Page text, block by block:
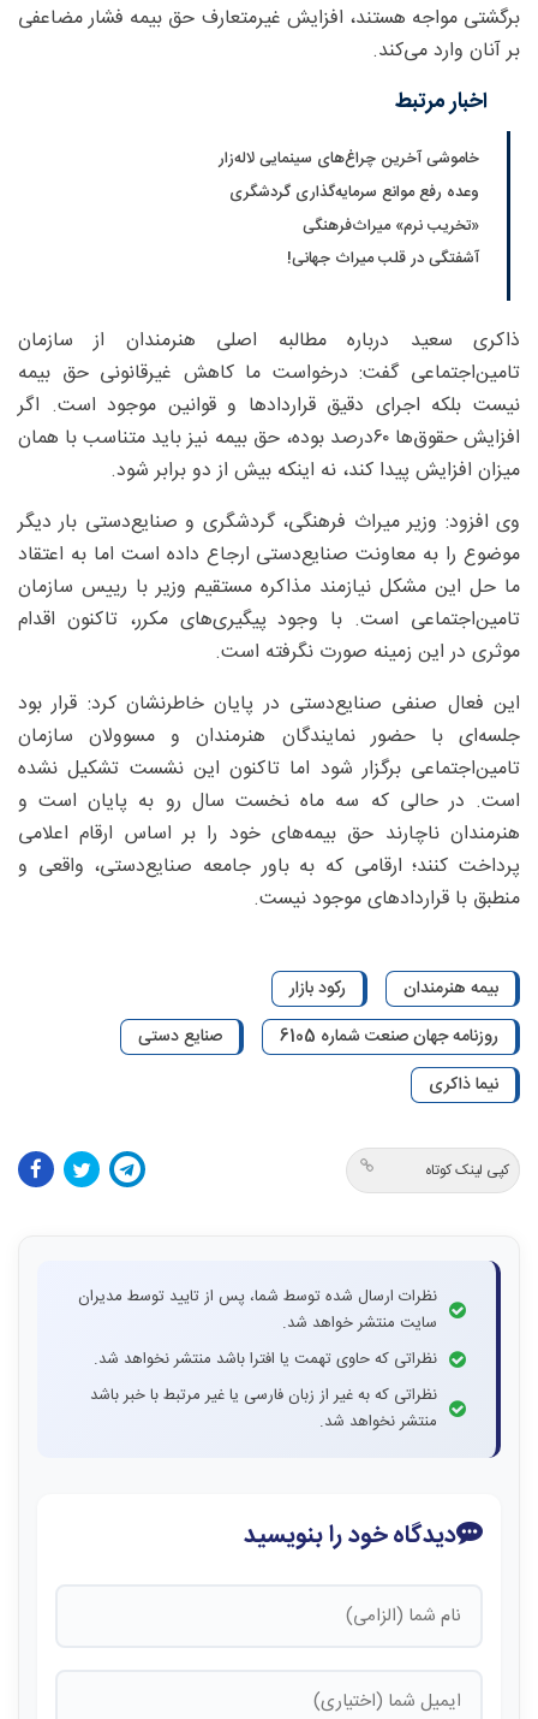
برگشتی مواجه هستند، افزایش غیرمتعارف حق بیمه فشار مضاعفی
بر آنان وارد می‌کند.
اخبار مرتبط
خاموشی آخرین چراغ‌های سینمایی لاله‌زار
وعده رفع موانع سرمایه‌گذاری گردشگری
«تخریب نرم» میراث‌فرهنگی
آشفتگی در قلب میراث جهانی!
ذاکری سعید درباره مطالبه اصلی هنرمندان از سازمان
تامین‌اجتماعی گفت: درخواست ما کاهش غیرقانونی حق بیمه
نیست بلکه اجرای دقیق قراردادها و قوانین موجود است. اگر
افزایش حقوق‌ها ۶۰‌درصد بوده، حق بیمه نیز باید متناسب با همان
میزان افزایش پیدا کند، نه اینکه بیش از دو برابر شود.
وی افزود: وزیر میراث فرهنگی، گردشگری و صنایع‌دستی بار دیگر
موضوع را به معاونت صنایع‌دستی ارجاع داده است اما به اعتقاد
ما حل این مشکل نیازمند مذاکره مستقیم وزیر با رییس سازمان
تامین‌اجتماعی است. با وجود پیگیری‌های مکرر، تاکنون اقدام
موثری در این زمینه صورت نگرفته است.
این فعال صنفی صنایع‌دستی در پایان خاطرنشان کرد: قرار بود
جلسه‌ای با حضور نمایندگان هنرمندان و مسوولان سازمان
تامین‌اجتماعی برگزار شود اما تاکنون این نشست تشکیل نشده
است. در حالی که سه ماه نخست سال رو به پایان است و
هنرمندان ناچارند حق بیمه‌های خود را بر اساس ارقام اعلامی
پرداخت کنند؛ ارقامی که به باور جامعه صنایع‌دستی، واقعی و
منطبق با قراردادهای موجود نیست.
بیمه هنرمندان
رکود بازار
روزنامه جهان صنعت شماره 6105
صنایع دستی
نیما ذاکری
کپی لینک کوتاه
نظرات ارسال شده توسط شما، پس از تایید توسط مدیران
سایت منتشر خواهد شد.
نظراتی که حاوی تهمت یا افترا باشد منتشر نخواهد شد.
نظراتی که به غیر از زبان فارسی یا غیر مرتبط با خبر باشد
منتشر نخواهد شد.
دیدگاه خود را بنویسید